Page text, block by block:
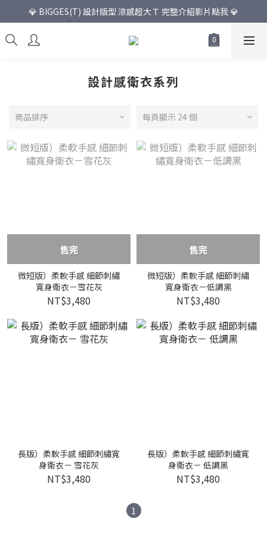
💎 BIGGES(T) 設計版型 涼感超大Ｔ 完整介紹影片點我 💎
設計感衛衣系列
商品排序 每頁顯示 24 個
售完
微短版）柔軟手感 細節刺繡
寬身衛衣－雪花灰
NT$3,480
售完
微短版）柔軟手感 細節刺繡
寬身衛衣－低調黑
NT$3,480
長版）柔軟手感 細節刺繡寬
身衛衣－ 雪花灰
NT$3,480
長版）柔軟手感 細節刺繡寬
身衛衣－ 低調黑
NT$3,480
1